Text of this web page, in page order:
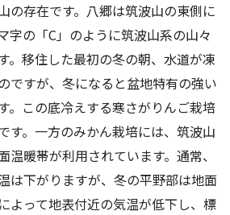
の存在です。八郷は筑波山の東側に
字の「C」のように筑波山系の山々
。移住した最初の冬の朝、水道が凍
ですが、冬になると盆地特有の強い
。この底冷えする寒さがりんご栽培
す。一方のみかん栽培には、筑波山
温暖帯が利用されています。通常、
は下がりますが、冬の平野部は地面
よって地表付近の気温が低下し、標